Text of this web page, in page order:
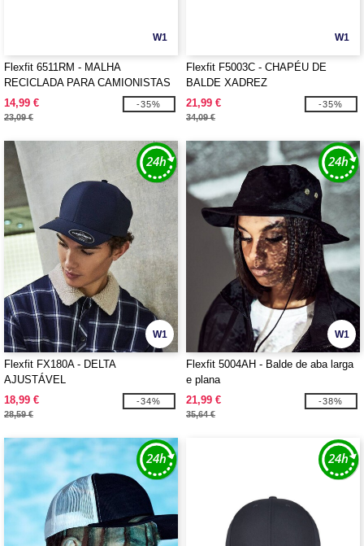
W1
Flexfit 6511RM - MALHA
RECICLADA PARA CAMIONISTAS
14,99 €
23,09 €
-35%
W1
Flexfit F5003C - CHAPÉU DE
BALDE XADREZ
21,99 €
34,09 €
-35%
W1
Flexfit FX180A - DELTA
AJUSTÁVEL
18,99 €
28,59 €
-34%
W1
Flexfit 5004AH - Balde de aba larga
e plana
21,99 €
35,64 €
-38%